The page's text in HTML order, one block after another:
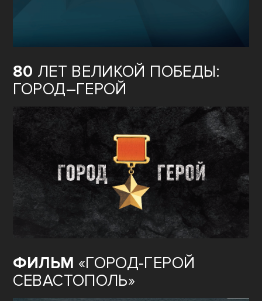
80 ЛЕТ ВЕЛИКОЙ ПОБЕДЫ:
ГОРОД–ГЕРОЙ
ФИЛЬМ «ГОРОД-ГЕРОЙ
СЕВАСТОПОЛЬ»